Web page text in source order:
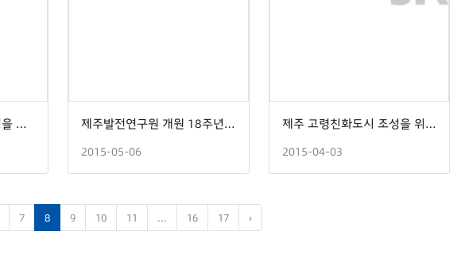
제주 문화예술의 섬 조성을 위한 방향과 과제 제주발전연구원 개원 18주년 기념 세미나 -중국 정책 변화와 제주의 대응 방안-
2015-05-06
제주 고령친화도시 조성을 위한 정책토론회
2015-04-03
7 8 9 10 11 ... 16 17 ›